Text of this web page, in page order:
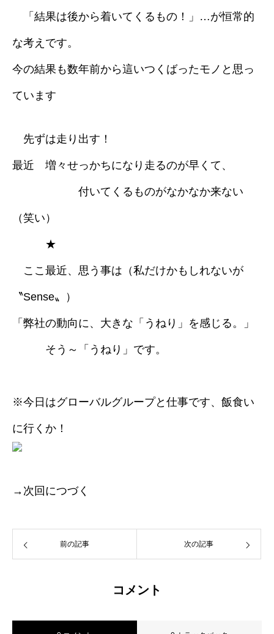
「結果は後から着いてくるもの！」…が恒常的
な考えです。
今の結果も数年前から這いつくばったモノと思っ
ています
先ずは走り出す！
最近 増々せっかちになり走るのが早くて、
付いてくるものがなかなか来ない
（笑い）
★
ここ最近、思う事は（私だけかもしれないが
〝Sense〟）
「弊社の動向に、大きな「うねり」を感じる。」
そう～ 「うねり」 です。
※今日はグローバルグループと仕事です、飯食い
に行くか！
→次回につづく
前の記事 次の記事
コメント